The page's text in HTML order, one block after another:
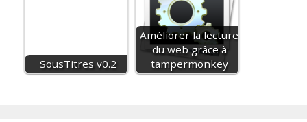
SousTitres v0.2
Améliorer la lecture
du web grâce à
tampermonkey